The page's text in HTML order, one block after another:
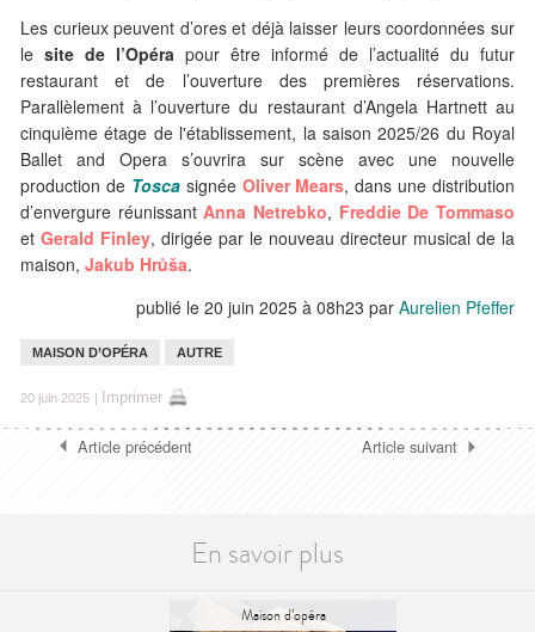
Les curieux peuvent d’ores et déjà laisser leurs coordonnées sur
le site de l’Opéra pour être informé de l’actualité du futur
restaurant et de l’ouverture des premières réservations.
Parallèlement à l’ouverture du restaurant d’Angela Hartnett au
cinquième étage de l'établissement, la saison 2025/26 du Royal
Ballet and Opera s’ouvrira sur scène avec une nouvelle
production de Toscasignée Oliver Mears, dans une distribution
d’envergure réunissantAnna Netrebko, Freddie De Tommaso
et Gerald Finley, dirigée par le nouveau directeur musical de la
maison, Jakub Hrůša.
publié le 20 juin 2025 à 08h23 par Aurelien Pfeffer
MAISON D’OPÉRA AUTRE
20 juin 2025 | Imprimer
Article précédent Article suivant
En savoir plus
Maison d’opéra